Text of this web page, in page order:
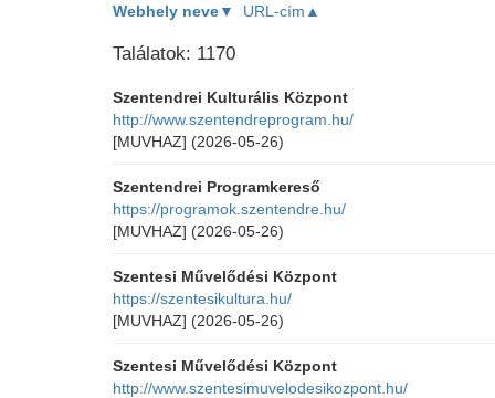
Webhely neve▼ URL-cím▲
Találatok: 1170
Szentendrei Kulturális Központ
http://www.szentendreprogram.hu/
[MUVHAZ] (2026-05-26)
Szentendrei Programkereső
https://programok.szentendre.hu/
[MUVHAZ] (2026-05-26)
Szentesi Művelődési Központ
https://szentesikultura.hu/
[MUVHAZ] (2026-05-26)
Szentesi Művelődési Központ
http://www.szentesimuvelodesikozpont.hu/